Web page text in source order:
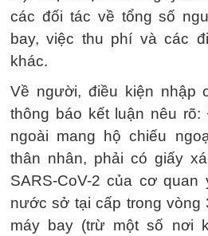
các đối tác về tổng số
bay, việc thu phí và các
khác.
Về người, điều kiện nhập
thông báo kết luận nêu
ngoài mang hộ chiếu
thân nhân, phải có giấy
SARS-CoV-2 của cơ
nước sở tại cấp trong vòng
máy bay (trừ một số nơi